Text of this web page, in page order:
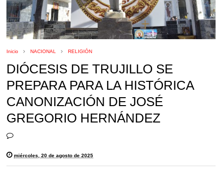
Inicio NACIONAL RELIGIÓN
DIÓCESIS DE TRUJILLO SE
PREPARA PARA LA HISTÓRICA
CANONIZACIÓN DE JOSÉ
GREGORIO HERNÁNDEZ
miércoles, 20 de agosto de 2025